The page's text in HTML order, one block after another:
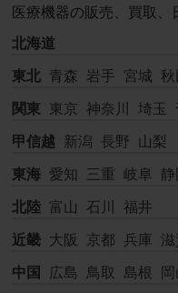
医療機器の販売、買取、
北海道
東北 青森 岩手 宮城 秋
関東 東京 神奈川 埼玉
甲信越 新潟 長野 山梨
東海 愛知 三重 岐阜
北陸 富山 石川 福井
近畿 大阪 京都 兵庫
中国 広島 鳥取 島根